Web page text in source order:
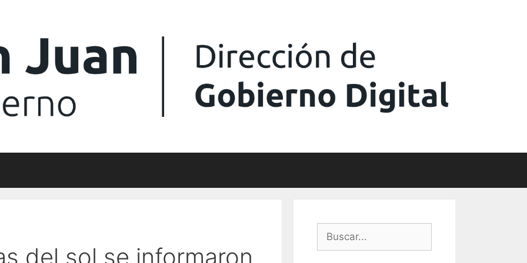
del sol se informaron